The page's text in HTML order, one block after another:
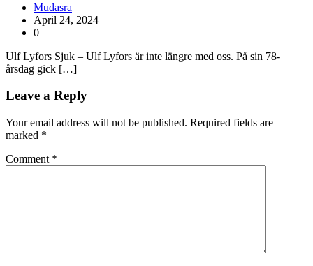
Mudasra
April 24, 2024
0
Ulf Lyfors Sjuk – Ulf Lyfors är inte längre med oss. På sin 78-
årsdag gick […]
Leave a Reply
Your email address will not be published. Required fields are
marked *
Comment *